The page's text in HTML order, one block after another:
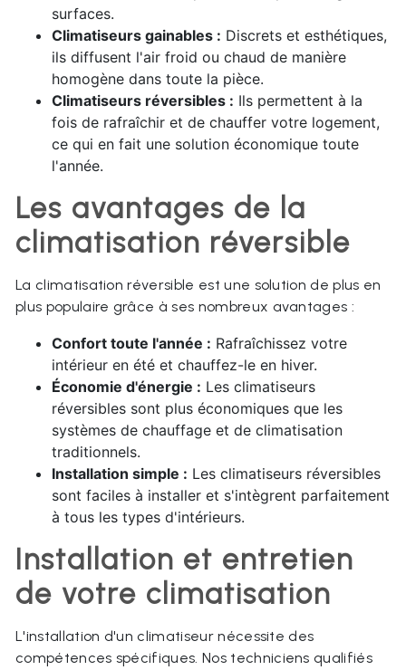
surfaces.
Climatiseurs gainables : Discrets et esthétiques,
ils diffusent l'air froid ou chaud de manière
homogène dans toute la pièce.
Climatiseurs réversibles : Ils permettent à la
fois de rafraîchir et de chauffer votre logement,
ce qui en fait une solution économique toute
l'année.
Les avantages de la
climatisation réversible
La climatisation réversible est une solution de plus en
plus populaire grâce à ses nombreux avantages :
Confort toute l'année : Rafraîchissez votre
intérieur en été et chauffez-le en hiver.
Économie d'énergie : Les climatiseurs
réversibles sont plus économiques que les
systèmes de chauffage et de climatisation
traditionnels.
Installation simple : Les climatiseurs réversibles
sont faciles à installer et s'intègrent parfaitement
à tous les types d'intérieurs.
Installation et entretien
de votre climatisation
L'installation d'un climatiseur nécessite des
compétences spécifiques. Nos techniciens qualifiés